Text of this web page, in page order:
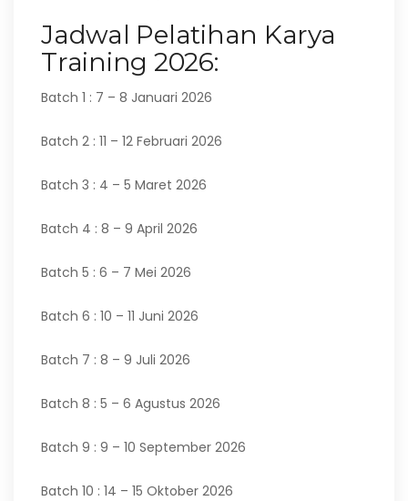
Jadwal Pelatihan Karya
Training 2026:
Batch 1 : 7 – 8 Januari 2026
Batch 2 : 11 – 12 Februari 2026
Batch 3 : 4 – 5 Maret 2026
Batch 4 : 8 – 9 April 2026
Batch 5 : 6 – 7 Mei 2026
Batch 6 : 10 – 11 Juni 2026
Batch 7 : 8 – 9 Juli 2026
Batch 8 : 5 – 6 Agustus 2026
Batch 9 : 9 – 10 September 2026
Batch 10 : 14 – 15 Oktober 2026